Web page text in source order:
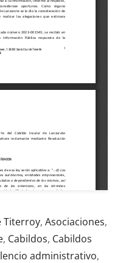
Titerroy, Asociaciones,
, Cabildos, Cabildos
administrativo,